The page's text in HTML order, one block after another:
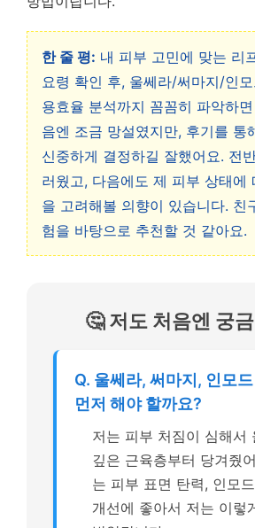
한 줄 평: 내 피부 고민에 맞는 리
요령 확인 후, 울쎄라/써마지/인
용효율 분석까지 꼼꼼히 파악하
음엔 조금 망설였지만, 후기를 통
신중하게 결정하길 잘했어요. 전
러웠고, 다음에도 제 피부 상태에
을 고려해볼 의향이 있습니다. 친
험을 바탕으로 추천할 것 같아요.
🤔 저도 처음엔 궁
Q. 울쎄라, 써마지, 인모
먼저 해야 할까요?
저는 피부 처짐이 심해서
깊은 근육층부터 당겨줬
는 피부 표면 탄력, 인모
개선에 좋아서 저는 이렇